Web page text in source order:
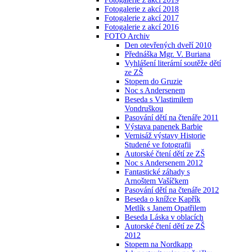
Fotogalerie z akcí 2018
Fotogalerie z akcí 2017
Fotogalerie z akcí 2016
FOTO Archiv
Den otevřených dveří 2010
Přednáška Mgr. V. Buriana
Vyhlášení literární soutěže dětí
ze ZŠ
Stopem do Gruzie
Noc s Andersenem
Beseda s Vlastimilem
Vondruškou
Pasování dětí na čtenáře 2011
Výstava panenek Barbie
Vernisáž výstavy Historie
Studené ve fotografii
Autorské čtení dětí ze ZŠ
Noc s Andersenem 2012
Fantastické záhady s
Arnoštem Vašíčkem
Pasování dětí na čtenáře 2012
Beseda o knížce Kapřík
Metlík s Janem Opatřilem
Beseda Láska v oblacích
Autorské čtení dětí ze ZŠ
2012
Stopem na Nordkapp